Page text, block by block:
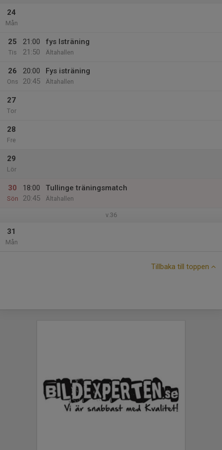
24
Mån
25
Tis
21:00
21:50
fys Isträning
Ältahallen
26
Ons
20:00
20:45
Fys isträning
Ältahallen
27
Tor
28
Fre
29
Lör
30
Sön
18:00
20:45
Tullinge träningsmatch
Ältahallen
v.36
31
Mån
Tillbaka till toppen